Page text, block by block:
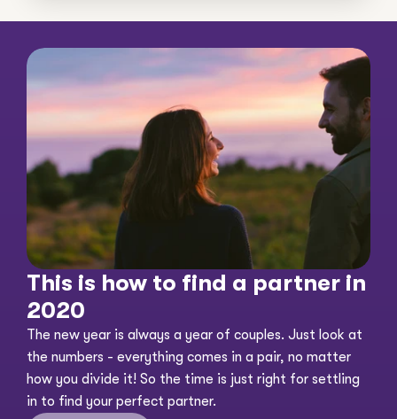
This is how to find a partner in
2020
The new year is always a year of couples. Just look at
the numbers - everything comes in a pair, no matter
how you divide it! So the time is just right for settling
in to find your perfect partner.